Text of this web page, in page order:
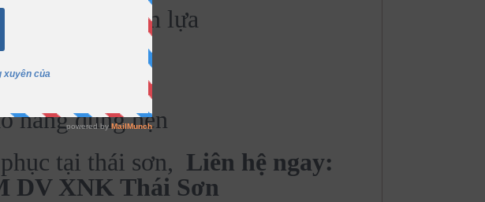
hàng chọn lựa
hàng đúng hẹn
tại thái sơn, Liên hệ ngay:
DV XNK Thái Sơn